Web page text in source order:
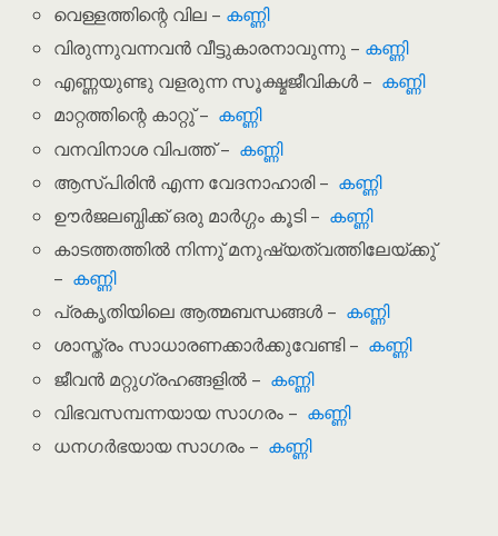
വെള്ളത്തിന്റെ വില – കണ്ണി
വിരുന്നുവന്നവൻ വീട്ടുകാരനാവുന്നു – കണ്ണി
എണ്ണയുണ്ടു വളരുന്ന സൂക്ഷ്മജീവികൾ – കണ്ണി
മാറ്റത്തിന്റെ കാറ്റു് – കണ്ണി
വനവിനാശ വിപത്ത് – കണ്ണി
ആസ്പിരിൻ എന്ന വേദനാഹാരി – കണ്ണി
ഊർജലബ്ധിക്ക് ഒരു മാർഗ്ഗം കൂടി – കണ്ണി
കാടത്തത്തിൽ നിന്നു് മനുഷ്യത്വത്തിലേയ്ക്കു്
– കണ്ണി
പ്രകൃതിയിലെ ആത്മബന്ധങ്ങൾ – കണ്ണി
ശാസ്ത്രം സാധാരണക്കാർക്കുവേണ്ടി – കണ്ണി
ജീവൻ മറ്റുഗ്രഹങ്ങളിൽ – കണ്ണി
വിഭവസമ്പന്നയായ സാഗരം – കണ്ണി
ധനഗർഭയായ സാഗരം – കണ്ണി